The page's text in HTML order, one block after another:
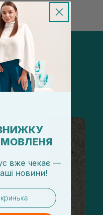
в Instagram
вже чекає —
новини!